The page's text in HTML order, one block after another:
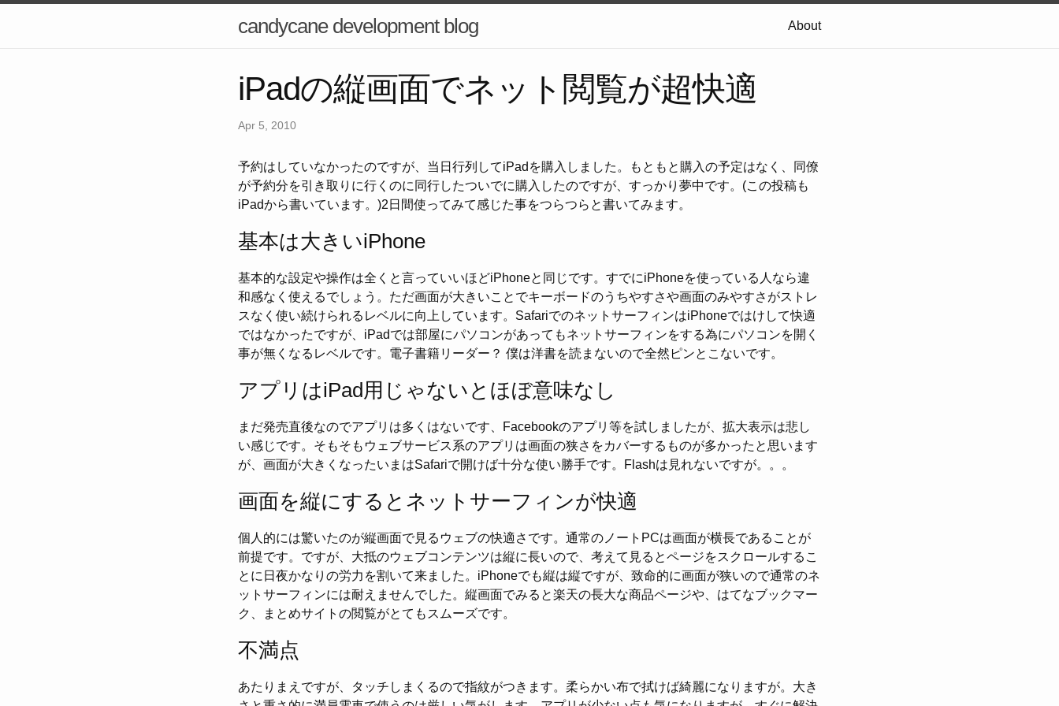
candycane development blog About
iPadの縦画面でネット閲覧が超快適
Apr 5, 2010
予約はしていなかったのですが、当日行列してiPadを購入しました。もともと購入の予定はなく、同僚
が予約分を引き取りに行くのに同行したついでに購入したのですが、すっかり夢中です。(この投稿も
iPadから書いています。)2日間使ってみて感じた事をつらつらと書いてみます。
基本は大きいiPhone
基本的な設定や操作は全くと言っていいほどiPhoneと同じです。すでにiPhoneを使っている人なら違
和感なく使えるでしょう。ただ画面が大きいことでキーボードのうちやすさや画面のみやすさがストレ
スなく使い続けられるレベルに向上しています。SafariでのネットサーフィンはiPhoneではけして快適
ではなかったですが、iPadでは部屋にパソコンがあってもネットサーフィンをする為にパソコンを開く
事が無くなるレベルです。電子書籍リーダー？ 僕は洋書を読まないので全然ピンとこないです。
アプリはiPad用じゃないとほぼ意味なし
まだ発売直後なのでアプリは多くはないです、Facebookのアプリ等を試しましたが、拡大表示は悲し
い感じです。そもそもウェブサービス系のアプリは画面の狭さをカバーするものが多かったと思います
が、画面が大きくなったいまはSafariで開けば十分な使い勝手です。Flashは見れないですが。。。
画面を縦にするとネットサーフィンが快適
個人的には驚いたのが縦画面で見るウェブの快適さです。通常のノートPCは画面が横長であることが
前提です。ですが、大抵のウェブコンテンツは縦に長いので、考えて見るとページをスクロールするこ
とに日夜かなりの労力を割いて来ました。iPhoneでも縦は縦ですが、致命的に画面が狭いので通常のネ
ットサーフィンには耐えませんでした。縦画面でみると楽天の長大な商品ページや、はてなブックマー
ク、まとめサイトの閲覧がとてもスムーズです。
不満点
あたりまえですが、タッチしまくるので指紋がつきます。柔らかい布で拭けば綺麗になりますが。大き